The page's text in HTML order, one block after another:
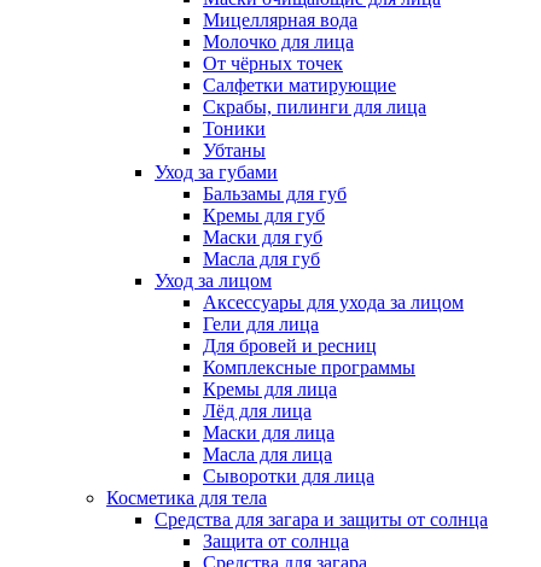
Мицеллярная вода
Молочко для лица
От чёрных точек
Салфетки матирующие
Скрабы, пилинги для лица
Тоники
Убтаны
Уход за губами
Бальзамы для губ
Кремы для губ
Маски для губ
Масла для губ
Уход за лицом
Аксессуары для ухода за лицом
Гели для лица
Для бровей и ресниц
Комплексные программы
Кремы для лица
Лёд для лица
Маски для лица
Масла для лица
Сыворотки для лица
Косметика для тела
Средства для загара и защиты от солнца
Защита от солнца
Средства для загара